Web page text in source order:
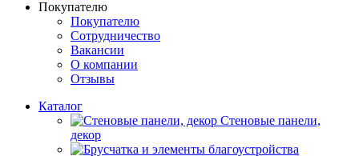
Покупателю
Покупателю
Сотрудничество
Вакансии
О компании
Отзывы
Каталог
Стеновые панели,
декор